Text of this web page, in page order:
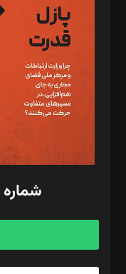
مصطفی مسجدی آرانی،
رستمی،مصطفی باستان
ویرایش: نگار استاد‌‌آقا
طراح یونیفرم: مجید توکلی
فیلمبرداری و عکاسی:
گرافیک و صفحه‌آرایی:
مد‌یر توسعه تجاری: کامبیز
امور مالی: شاپور رهبری،
آگهی و مشترکین: ۰۹۱۹۹۹۹۰۴۵۴
شماره ۱۴۷ - مرداد ۱۴۰۵